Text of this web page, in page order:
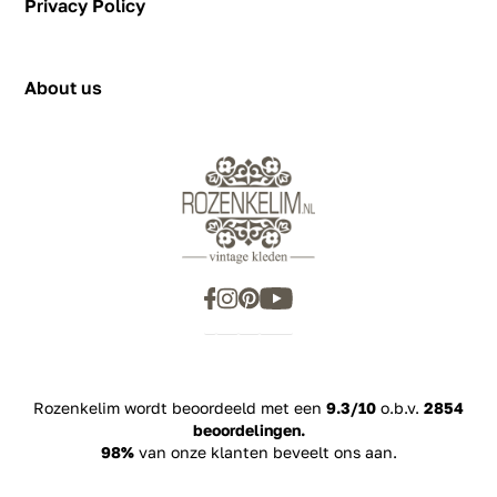
2031 BJ Haarlem
Privacy Policy
About us
Rozenkelim wordt beoordeeld met een 9.3/10 o.b.v. 2854
beoordelingen.
98%van onze klanten beveelt ons aan.